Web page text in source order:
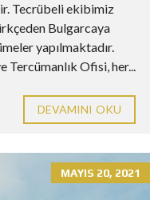
Tecrübeli ekibimiz
Bulgarcaya
yapılmaktadır.
Tercümanlık Ofisi, her...
DEVAMINI OKU
MAYIS 20, 2021